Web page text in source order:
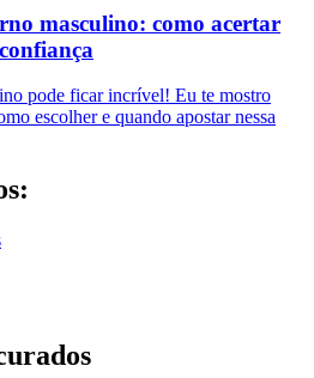
masculino: como acertar
pode ficar incrível! Eu te mostro
escolher e quando apostar nessa